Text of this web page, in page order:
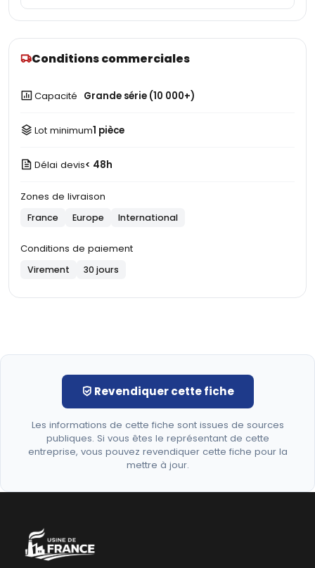
Conditions commerciales
Capacité Grande série (10 000+)
Lot minimum1 pièce
Délai devis< 48h
Zones de livraison
France Europe International
Conditions de paiement
Virement 30 jours
Revendiquer cette fiche
Les informations de cette fiche sont issues de sources
publiques. Si vous êtes le représentant de cette
entreprise, vous pouvez revendiquer cette fiche pour la
mettre à jour.